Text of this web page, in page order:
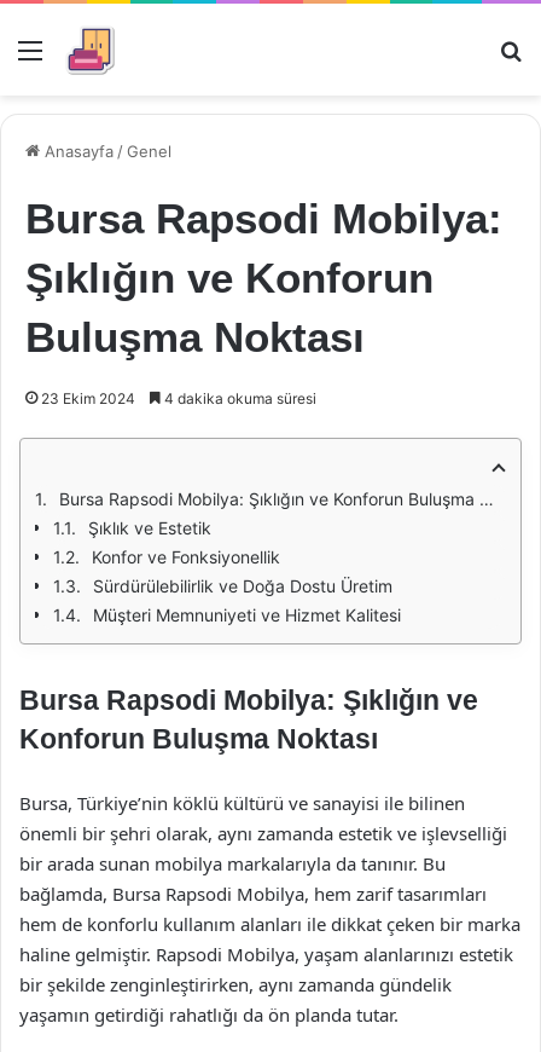
Menü
Anasayfa /Genel
Bursa Rapsodi Mobilya:
Şıklığın ve Konforun
Buluşma Noktası
23 Ekim 2024 4 dakika okuma süresi
Bursa Rapsodi Mobilya: Şıklığın ve Konforun Buluşma Noktası
Şıklık ve Estetik
Konfor ve Fonksiyonellik
Sürdürülebilirlik ve Doğa Dostu Üretim
Müşteri Memnuniyeti ve Hizmet Kalitesi
Bursa Rapsodi Mobilya: Şıklığın ve
Konforun Buluşma Noktası
Bursa, Türkiye’nin köklü kültürü ve sanayisi ile bilinen
önemli bir şehri olarak, aynı zamanda estetik ve işlevselliği
bir arada sunan mobilya markalarıyla da tanınır. Bu
bağlamda, Bursa Rapsodi Mobilya, hem zarif tasarımları
hem de konforlu kullanım alanları ile dikkat çeken bir marka
haline gelmiştir. Rapsodi Mobilya, yaşam alanlarınızı estetik
bir şekilde zenginleştirirken, aynı zamanda gündelik
yaşamın getirdiği rahatlığı da ön planda tutar.